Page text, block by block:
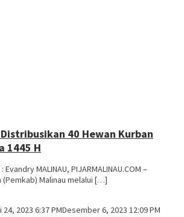
40 Hewan Kurban
1445 H
MALINAU, PIJARMALINAU.COM –
Malinau melalui […]
24, 2023 6:37 PMDesember 6, 2023 12:09 PM